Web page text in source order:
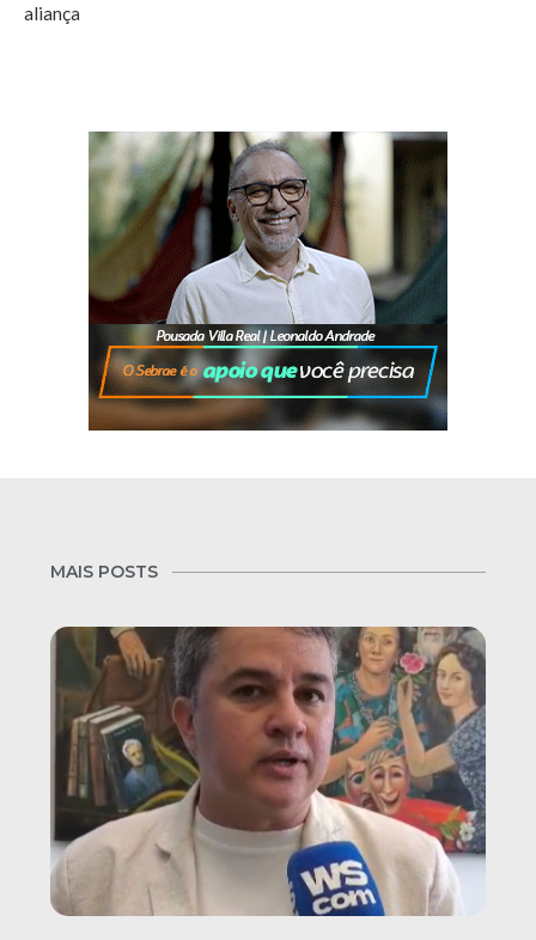
aliança
MAIS POSTS